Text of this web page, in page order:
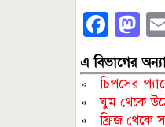
এ বিভাগের
»চিপসের
»ঘুম থেকে
»ফ্রিজ থেকে